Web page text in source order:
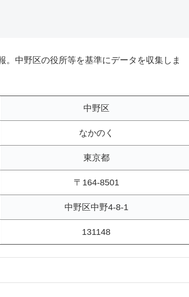
中野区の役所等を基準にデータを収集しま
中野区
なかのく
東京都
〒164-8501
中野区中野4-8-1
131148